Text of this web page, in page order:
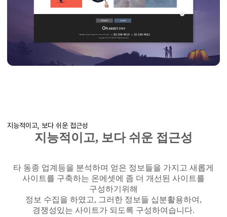
지능적이고, 보다 쉬운 접근성
지능적이고, 보다 쉬운 접근성
타 동종 업계등을 분석하며 얻은 정보들을 가지고 새롭게
사이트를 구축하는 온에셋에 좀 더 개선된 사이트를
구성하기위해
정보 수집을 하였고, 그러한 정보들 십분활용하여,
경쟁성있는 사이트가 되도록 구성하여습니다.